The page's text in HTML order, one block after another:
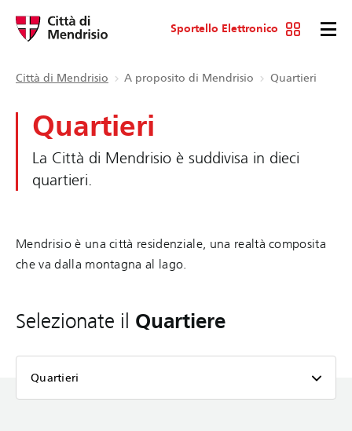
Sportello Elettronico
Città di Mendrisio A proposito di Mendrisio Quartieri
Quartieri
La Città di Mendrisio è suddivisa in dieci
quartieri.
Mendrisio è una città residenziale, una realtà composita
che va dalla montagna al lago.
Selezionate il Quartiere
Quartieri